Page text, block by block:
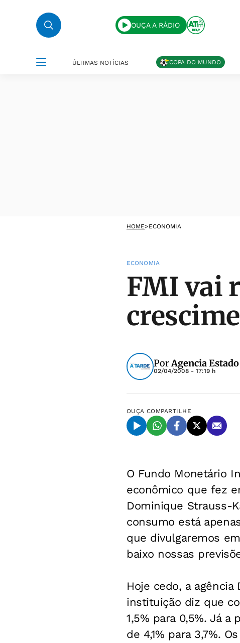
OUÇA A RÁDIO
ÚLTIMAS NOTÍCIAS COPA DO MUNDO
HOME>ECONOMIA
ECONOMIA
FMI vai
PorAgencia Estado
02/04/2008 - 17:19 h
OUÇA COMPARTILHE
O Fundo Monetário
econômico que fez
Dominique Strauss-
consumo está
que divulgaremos
baixo nossas
Hoje cedo, a
instituição diz que
1,5% para 0,5%. Já
de 4,1% para 3,7%.